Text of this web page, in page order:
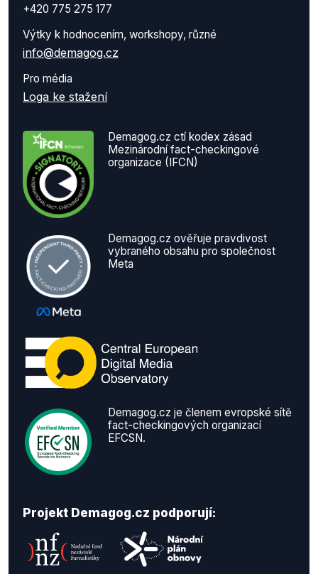
+420 775 275 177
Výtky k hodnocením, workshopy, různé
info@demagog.cz
Pro média
Loga ke stažení
Demagog.cz ctí kodex zásad
Mezinárodní fact-checkingové
organizace (IFCN)
Demagog.cz ověřuje pravdivost
vybraného obsahu pro společnost
Meta
Demagog.cz je členem evropské sítě
fact-checkingových organizací
EFCSN.
Projekt Demagog.cz podporují: